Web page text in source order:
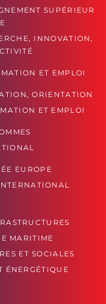
SUPÉRIEUR
INNOVATION,
ET EMPLOI
ORIENTATION
ET EMPLOI
EUROPE
MARITIME
ET SOCIALES
ÉNERGÉTIQUE